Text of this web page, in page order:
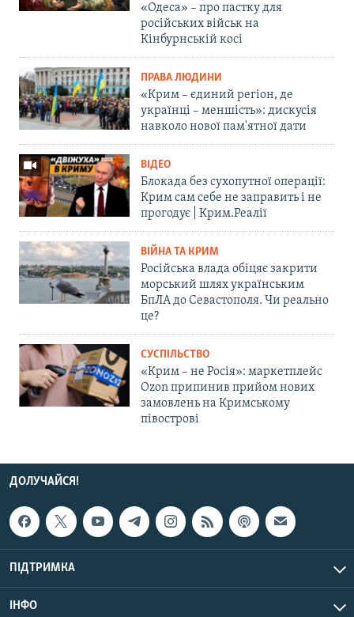
«Одеса» – про пастку для
російських військ на
Кінбурнській косі
ПРАВА ЛЮДИНИ
«Крим – єдиний регіон, де
українці – меншість»: дискусія
навколо нової пам'ятної дати
ВІДЕО
Блокада без сухопутної операції:
Крим сам себе не заправить і не
прогодує | Крим.Реалії
ВІЙНА ТА КРИМ
Російська влада обіцяє закрити
морський шлях українським
БпЛА до Севастополя. Чи реально
це?
СУСПІЛЬСТВО
«Крим – не Росія»: маркетплейс
Ozon припинив прийом нових
замовлень на Кримському
півострові
ДОЛУЧАЙСЯ!
ПІДТРИМКА
ІНФО